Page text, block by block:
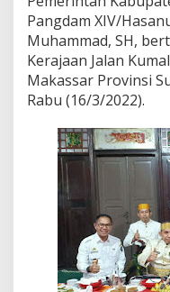
r
H
a
d
i
P
e
n
y
a
h
a
n
D
Pangdam XIV/
Muhammad, SH,
Kerajaan Jalan
Makassar Provinsi
Rabu (16/3/2022).